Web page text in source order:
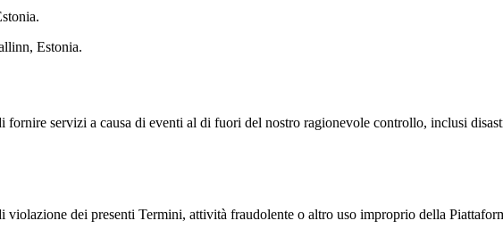
Estonia.
servizi a causa di eventi al di fuori del nostro ragionevole controllo, inclusi
dei presenti Termini, attività fraudolente o altro uso improprio della